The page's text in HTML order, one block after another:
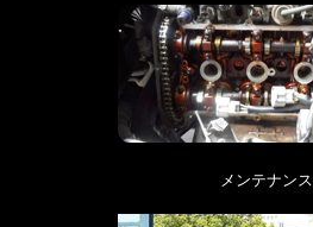
メンテナンス